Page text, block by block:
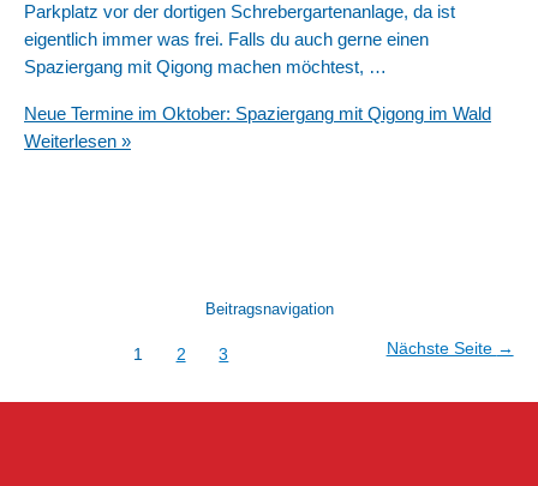
Parkplatz vor der dortigen Schrebergartenanlage, da ist
eigentlich immer was frei. Falls du auch gerne einen
Spaziergang mit Qigong machen möchtest, …
Neue Termine im Oktober: Spaziergang mit Qigong im Wald
Weiterlesen »
Beitragsnavigation
1 2 3 Nächste Seite →